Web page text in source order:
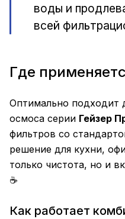
воды и
всей
Где
Оптимально подходит
осмоса серии Гейзер
фильтров со
решение для кухни,
только чистота, но и
☕
Как работает